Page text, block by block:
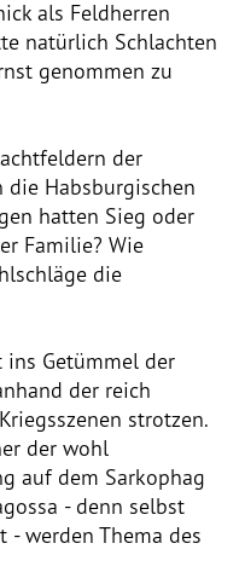
als Feldherren
natürlich Schlachten
genommen zu
der
die Habsburgischen
hatten Sieg oder
Familie? Wie
die
Getümmel der
der reich
strotzen.
der wohl
auf dem Sarkophag
- denn selbst
werden Thema des